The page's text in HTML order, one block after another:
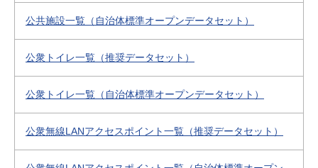
公共施設一覧（自治体標準オープンデータセット）
公衆トイレ一覧（推奨データセット）
公衆トイレ一覧（自治体標準オープンデータセット）
公衆無線LANアクセスポイント一覧（推奨データセット）